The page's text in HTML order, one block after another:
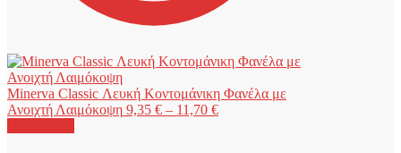
Minerva Classic Λευκή Κοντομάνικη Φανέλα με
Ανοιχτή Λαιμόκοψη 9,35 € – 11,70 €Price